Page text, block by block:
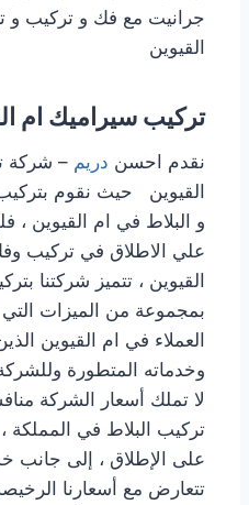
جرانيت مع فك و تركيب
القيوين
تركيب سيراميك ام
نقدم احسن دريم – شركة
القيوين حيث نقوم
و البلاط في ام القيوين
علي الاطلاق في تركيب
القيوين ، تتميز شركتنا
بمجموعة من الميزات
العملاء في ام القيوين
وخدماته المتطورة
لا تملك أسعار الشركة
تركيب البلاط في المملكة
على الإطلاق ، إلى جانب
تتعارض مع أسعارنا